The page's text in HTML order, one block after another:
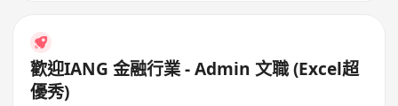
歡迎IANG 金融行業 - Admin 文職 (Excel超
優秀)